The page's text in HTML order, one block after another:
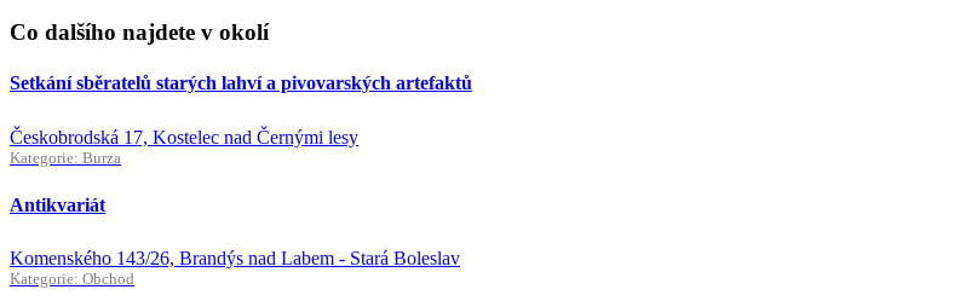
Co dalšího najdete v okolí
Setkání sběratelů starých lahví a pivovarských artefaktů
Českobrodská 17, Kostelec nad Černými lesy
Kategorie: Burza
Antikvariát
Komenského 143/26, Brandýs nad Labem - Stará Boleslav
Kategorie: Obchod